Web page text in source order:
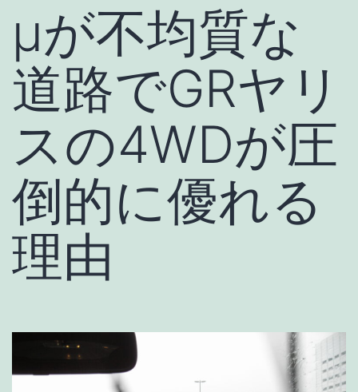
μが不均質な
道路でGRヤリ
スの4WDが圧
倒的に優れる
理由